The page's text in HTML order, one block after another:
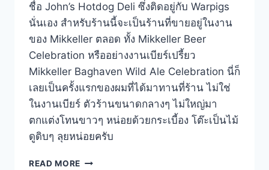
ชื่อ John’s Hotdog Deli ซึ่งติดอยู่กับ Warpigs
นั่นเอง สำหรับร้านนี้จะเป็นร้านที่ขายอยู่ในงาน
ของ Mikkeller ตลอด ทั้ง Mikkeller Beer
Celebration หรืออย่างงานเบียร์เปรี้ยว
Mikkeller Baghaven Wild Ale Celebration นี่ก็
เลยเป็นครั้งแรกของผมที่ได้มาทานที่ร้าน ไม่ใช่
ในงานเบียร์ ตัวร้านขนาดกลางๆ ไม่ใหญ่มา
ตกแต่งโทนขาวๆ หน่อยด้วยกระเบี้อง โต๊ะเป็นไม้
ดูดิบๆ ลุยหน่อยครับ
READ MORE JOHN’S